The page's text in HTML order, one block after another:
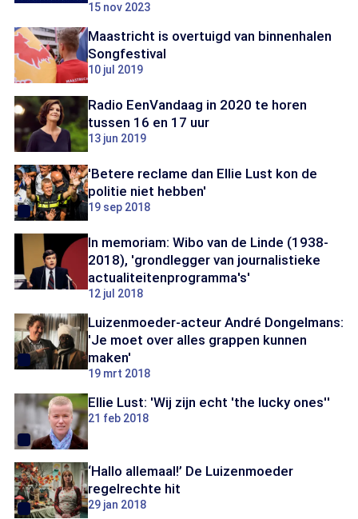
15 nov 2023
Maastricht is overtuigd van binnenhalen
Songfestival
10 jul 2019
Radio EenVandaag in 2020 te horen
tussen 16 en 17 uur
13 jun 2019
'Betere reclame dan Ellie Lust kon de
politie niet hebben'
19 sep 2018
In memoriam: Wibo van de Linde (1938-
2018), 'grondlegger van journalistieke
actualiteitenprogramma's'
12 jul 2018
Luizenmoeder-acteur André Dongelmans:
'Je moet over alles grappen kunnen
maken'
19 mrt 2018
Ellie Lust: 'Wij zijn echt 'the lucky ones''
21 feb 2018
‘Hallo allemaal!’ De Luizenmoeder
regelrechte hit
29 jan 2018